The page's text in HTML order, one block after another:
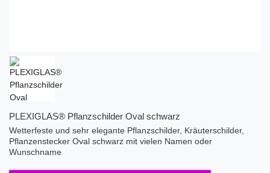
PLEXIGLAS® Pflanzschilder Oval schwarz
Wetterfeste und sehr elegante Pflanzschilder, Kräuterschilder,
Pflanzenstecker Oval schwarz mit vielen Namen oder
Wunschname